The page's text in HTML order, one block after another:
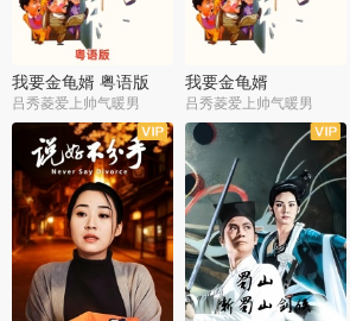
我要金龟婿 粤语版
吕秀菱爱上帅气暖男
我要金龟婿
吕秀菱爱上帅气暖男